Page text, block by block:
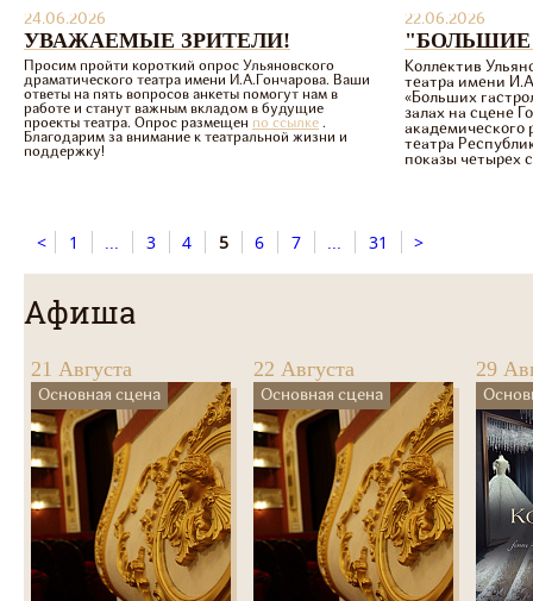
24.06.2026
УВАЖАЕМЫЕ ЗРИТЕЛИ!
Просим пройти короткий опрос Ульяновского
драматического театра имени И.А.Гончарова. Ваши
ответы на пять вопросов анкеты помогут нам в
работе и станут важным вкладом в будущие
проекты театра. Опрос размещен по ссылке .
Благодарим за внимание к театральной жизни и
поддержку!
22.06.2026
"БОЛЬШИЕ
Коллектив
театра имени
«Больших
залах на сцене
академического
театра
показы четырех
< 1 ... 3 4 5 6 7 ... 31 >
Афиша
21 Августа
Основная сцена
22 Августа
Основная сцена
29